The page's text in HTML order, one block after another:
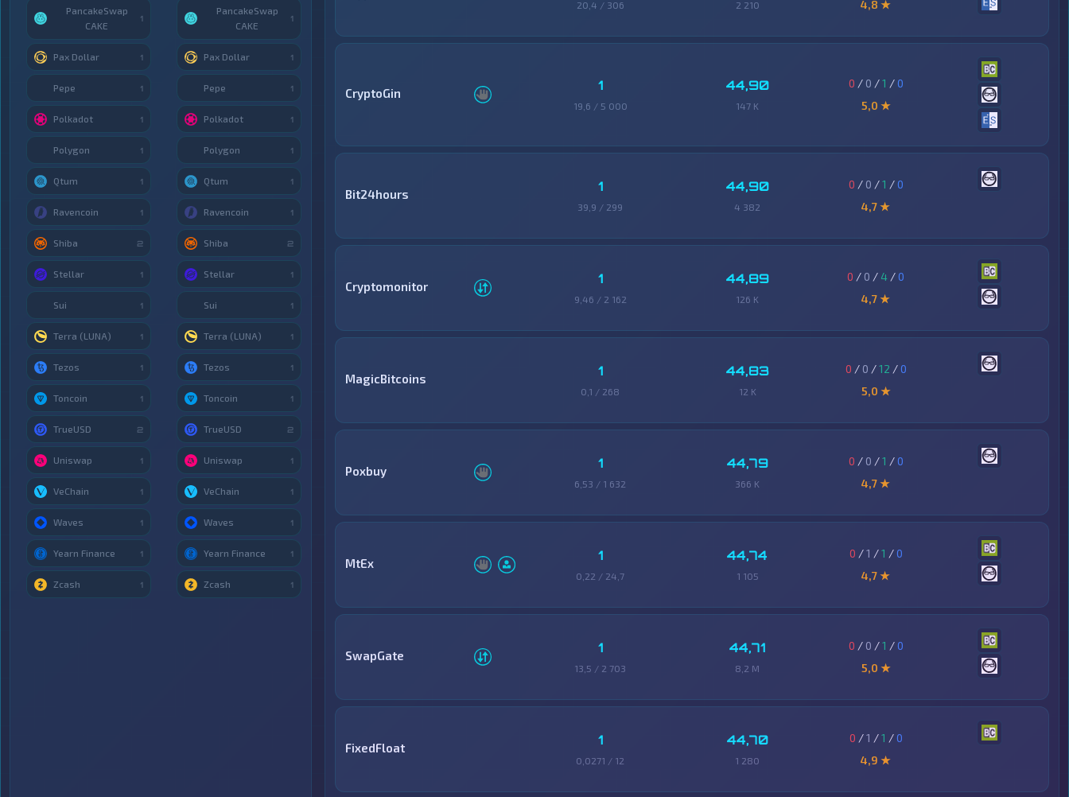
20,4 / 306 2 210
4,8 ★
CryptoGin 1
19,6 / 5 000
44,90
147 K
0 / 0 /1 /0
5,0 ★
Bit24hours 1
39,9 / 299
44,90
4 382
0 / 0 /1 /0
4,7 ★
Cryptomonitor 1
9,46 / 2 162
44,89
126 K
0 / 0 / 4 /0
4,7 ★
MagicBitcoins 1
0,1 / 268
44,83
12 K
0 / 0 /12 /0
5,0 ★
Poxbuy 1
6,53 / 1 632
44,79
366 K
0 / 0 /1 /0
4,7 ★
MtEx 1
0,22 / 24,7
44,74
1 105
0 /1 /1 /0
4,7 ★
SwapGate 1
13,5 / 2 703
44,71
8,2 M
0 / 0 /1 /0
5,0 ★
FixedFloat 1
0,0271 / 12
44,70
1 280
0 /1 /1 /0
4,9 ★
PancakeSwap
CAKE
1
Pax Dollar 1
Pepe 1
Polkadot 1
Polygon 1
Qtum 1
Ravencoin 1
Shiba 2
Stellar 1
Sui 1
Terra (LUNA) 1
Tezos 1
Toncoin 1
TrueUSD 2
Uniswap 1
VeChain 1
Waves 1
Yearn Finance 1
Zcash 1
PancakeSwap
CAKE
1
Pax Dollar 1
Pepe 1
Polkadot 1
Polygon 1
Qtum 1
Ravencoin 1
Shiba 2
Stellar 1
Sui 1
Terra (LUNA) 1
Tezos 1
Toncoin 1
TrueUSD 2
Uniswap 1
VeChain 1
Waves 1
Yearn Finance 1
Zcash 1